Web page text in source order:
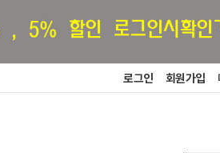
로그인 회원가입